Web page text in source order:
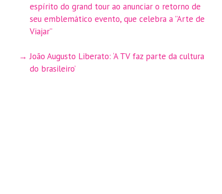
espírito do grand tour ao anunciar o retorno de
seu emblemático evento, que celebra a ”Arte de
Viajar”
João Augusto Liberato: ‘A TV faz parte da cultura
do brasileiro’